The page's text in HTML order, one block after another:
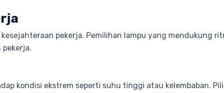
pekerja. Pemilihan lampu yang mendukung
kondisi ekstrem seperti suhu tinggi atau kelembaban.